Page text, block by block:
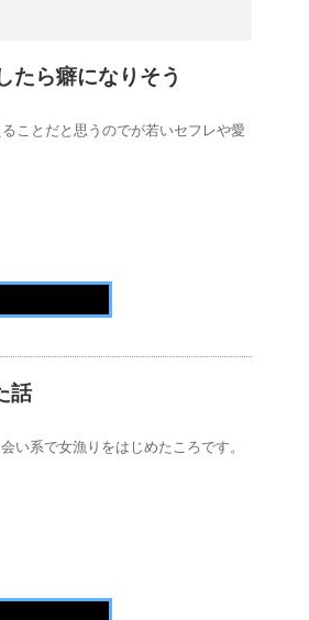
たら癖になりそう
ことだと思うのでが若いセフレや愛
話
い系で女漁りをはじめたころです。